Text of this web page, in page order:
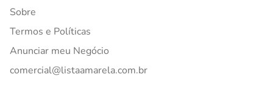
Sobre
Termos e Políticas
Anunciar meu Negócio
comercial@listaamarela.com.br